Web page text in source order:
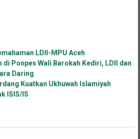
LDII-MPU Aceh
di Ponpes Wali Barokah Kediri, LDII dan
Daring
Kuatkan Ukhuwah Islamiyah
ISIS/IS